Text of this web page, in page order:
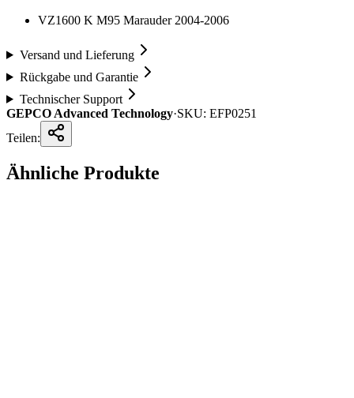
VZ1600 K M95 Marauder 2004-2006
Versand und Lieferung
Rückgabe und Garantie
Technischer Support
GEPCO Advanced Technology·SKU: EFP0251
Teilen:
Ähnliche Produkte